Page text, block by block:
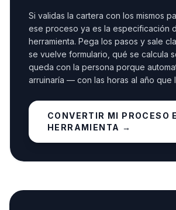
Si validas la cartera con los mismos
ese proceso ya es la especificación
herramienta. Pega los pasos y sale
se vuelve formulario, qué se calcula
queda con la persona porque
arruinaría — con las horas al año que
CONVERTIR MI PROCESO
HERRAMIENTA →